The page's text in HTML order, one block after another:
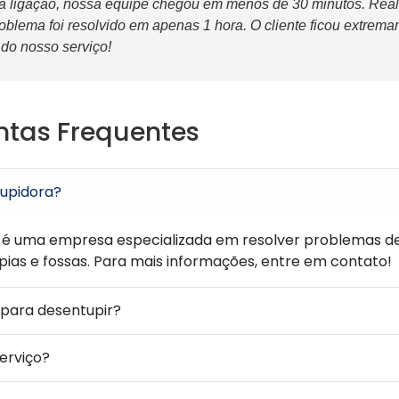
ligação, nossa equipe chegou em menos de 30 minutos.
foi resolvido em apenas 1 hora. O cliente ficou
nosso serviço!
Frequentes
uma empresa especializada em resolver problemas
e fossas. Para mais informações, entre em contato!
desentupir?